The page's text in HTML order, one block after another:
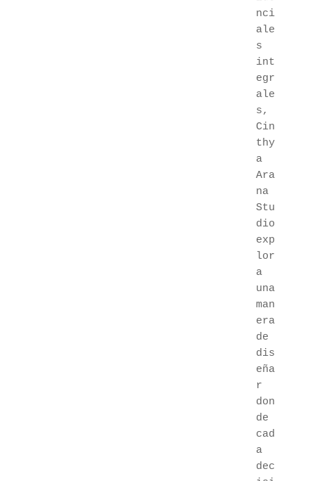
nci
ale
s
int
egr
ale
s,
Cin
thy
a
Ara
na
Stu
dio
exp
lor
a
una
man
era
de
dis
eña
r
don
de
cad
a
dec